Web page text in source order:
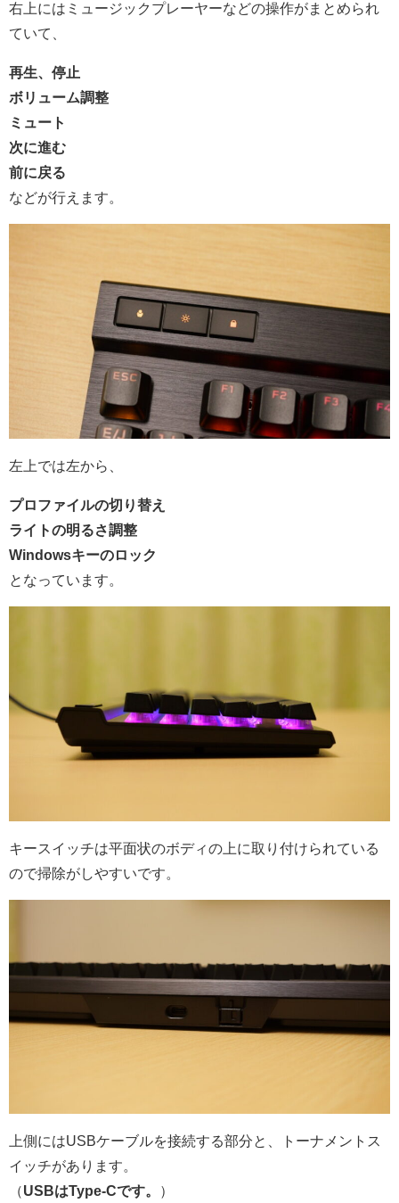
右上にはミュージックプレーヤーなどの操作がまとめられ
ていて、
再生、停止
ボリューム調整
ミュート
次に進む
前に戻る
などが行えます。
左上では左から、
プロファイルの切り替え
ライトの明るさ調整
Windowsキーのロック
となっています。
キースイッチは平面状のボディの上に取り付けられている
ので掃除がしやすいです。
上側にはUSBケーブルを接続する部分と、トーナメントス
イッチがあります。
（USBはType-Cです。 ）